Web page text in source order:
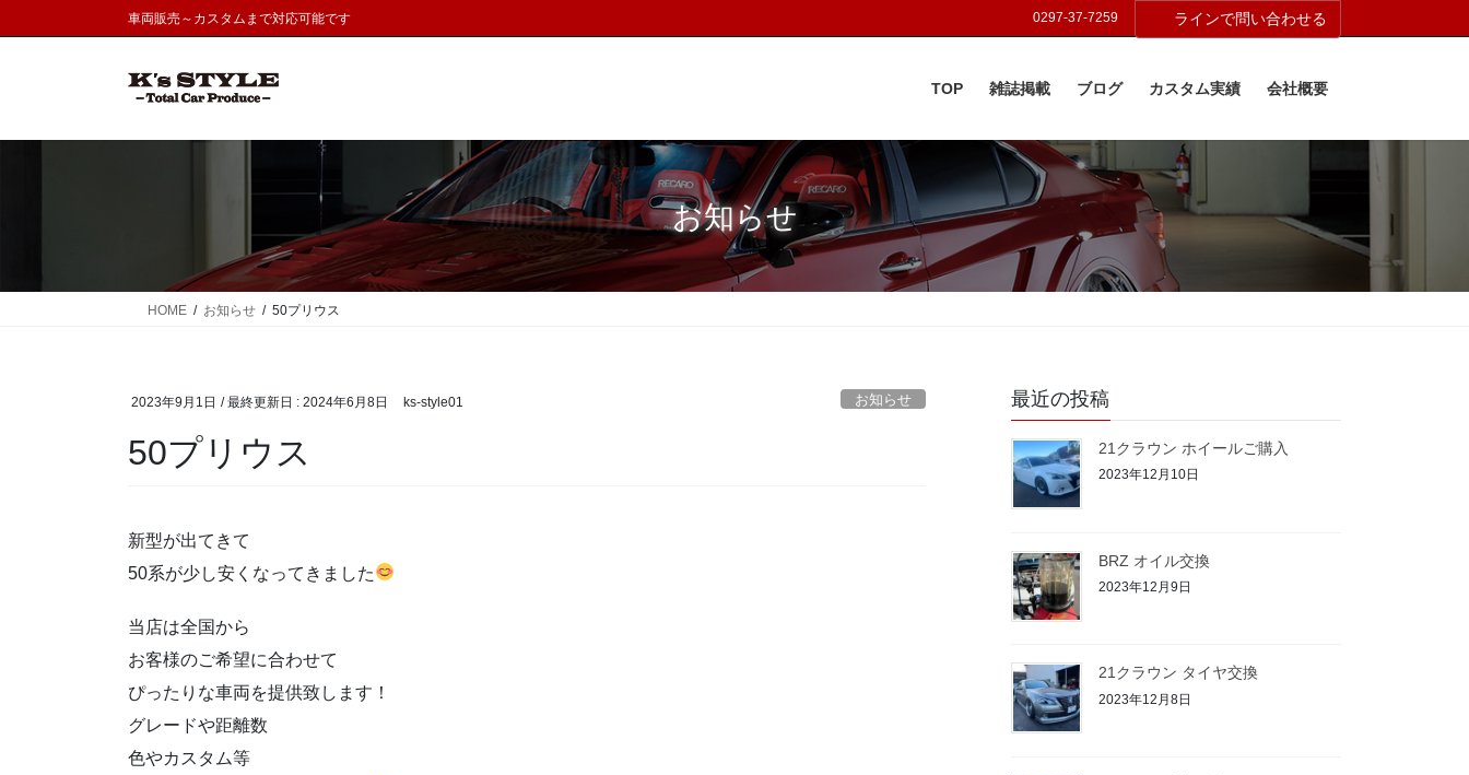
ン
に
ビ
ョ
車両販売～カスタムまで対応可能です 0297-37-7259 ラインで問い合わせる
TOP 雑誌掲載 ブログ カスタム実績 会社概要
お知らせ
HOME お知らせ 50プリウス
2023年9月1日 / 最終更新日 : 2024年6月8日 ks-style01 お知らせ
50プリウス
新型が出てきて
50系が少し安くなってきました
当店は全国から
お客様のご希望に合わせて
ぴったりな車両を提供致します！
グレードや距離数
色やカスタム等
最近の投稿
21クラウン ホイールご購入
2023年12月10日
BRZ オイル交換
2023年12月9日
21クラウン タイヤ交換
2023年12月8日